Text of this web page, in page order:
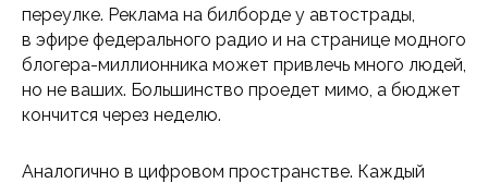
переулке. Реклама на билборде у автострады,
в эфире федерального радио и на странице модного
блогера-миллионника может привлечь много людей,
но не ваших. Большинство проедет мимо, а бюджет
кончится через неделю.
Аналогично в цифровом пространстве. Каждый